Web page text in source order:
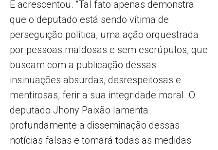
E acrescentou. “Tal fato apenas demonstra
que o deputado está sendo vítima de
perseguição política, uma ação orquestrada
por pessoas maldosas e sem escrúpulos, que
buscam com a publicação dessas
insinuações absurdas, desrespeitosas e
mentirosas, ferir a sua integridade moral. O
deputado Jhony Paixão lamenta
profundamente a disseminação dessas
notícias falsas e tomará todas as medidas